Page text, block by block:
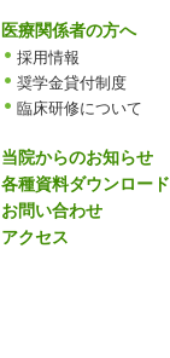
医療関係者の方へ
採用情報
奨学金貸付制度
臨床研修について
当院からのお知らせ
各種資料ダウンロード
お問い合わせ
アクセス